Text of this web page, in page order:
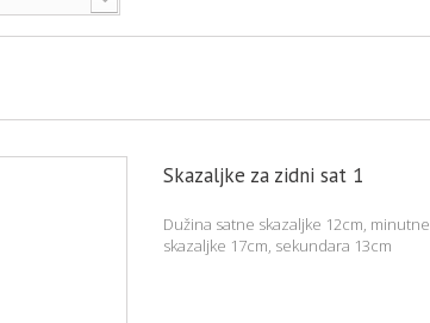
Skazaljke za zidni sat 1
Dužina satne skazaljke 12cm, minutne
skazaljke 17cm, sekundara 13cm